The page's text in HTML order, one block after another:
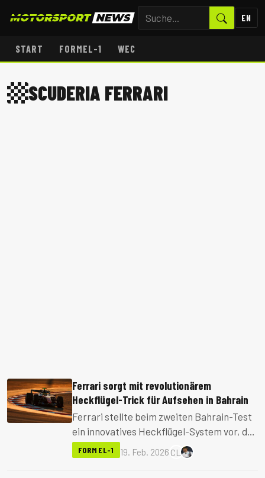
EN
START FORMEL-1 WEC
SCUDERIA FERRARI
Ferrari sorgt mit revolutionärem
Heckflügel-Trick für Aufsehen in Bahrain
Ferrari stellte beim zweiten Bahrain-Test
ein innovatives Heckflügel-System vor, das
sich um 180 Grad drehen kann. Trotz
technischer Probleme könnte die
FORMEL-1 19. Feb. 2026 CL